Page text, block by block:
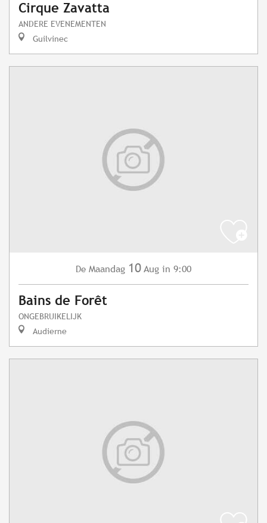
Cirque Zavatta
ANDERE EVENEMENTEN
Guilvinec
De Maandag 10 Aug in 9:00
Bains de Forêt
ONGEBRUIKELIJK
Audierne